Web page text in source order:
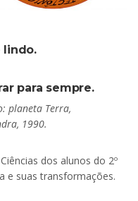
lindo.
para sempre.
planeta Terra,
1990.
dos alunos do 2º
e suas transformações.